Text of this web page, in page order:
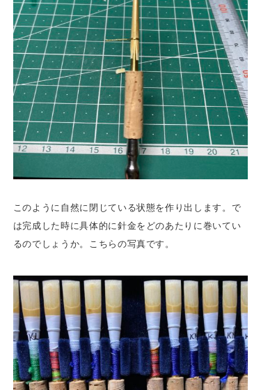
このように自然に閉じている状態を作り出します。で
は完成した時に具体的に針金をどのあたりに巻いてい
るのでしょうか。こちらの写真です。